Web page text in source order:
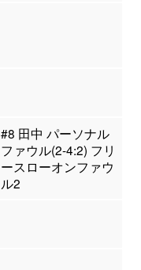
#8 田中 パーソナル
ファウル(2-4:2) フリ
ースローオンファウ
ル2